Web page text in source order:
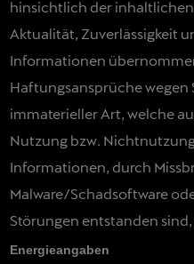
hinsichtlich der
Aktualität, Zuverlässigkeit
Informationen
Haftungsansprüche
immaterieller Art, welche
Nutzung bzw.
Informationen, durch
Malware/Schadsoftware
Störungen entstanden
Energieangaben